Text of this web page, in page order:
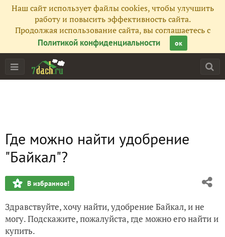
Наш сайт использует файлы cookies, чтобы улучшить
работу и повысить эффективность сайта.
Продолжая использование сайта, вы соглашаетесь с
Политикой конфиденциальности
ок
Где можно найти удобрение
"Байкал"?
В избранное!
Здравствуйте, хочу найти, удобрение Байкал, и не
могу. Подскажите, пожалуйста, где можно его найти и
купить.